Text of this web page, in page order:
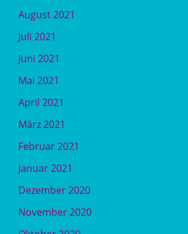
August 2021
Juli 2021
Juni 2021
Mai 2021
April 2021
März 2021
Februar 2021
Januar 2021
Dezember 2020
November 2020